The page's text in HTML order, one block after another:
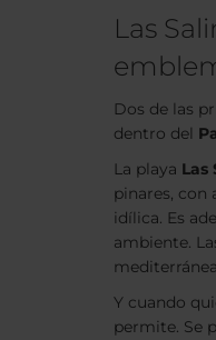
Las
Dos de las
dentro del
La playa Las
pinares, con
idílica. Es
ambiente.
Y cuando
permite. Se